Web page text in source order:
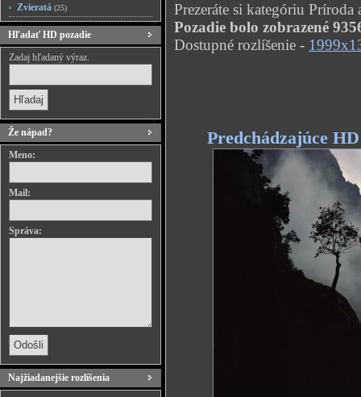
Zvieratá (25)
Hľadať HD pozadie
Zadaj hľadaný výraz.
Že nápad?
Meno:
Mail:
Správa:
Najžiadanejšie rozlíšenia
Prezeráte si kategóriu
Pozadie bolo zobrazené
Dostupné rozlíšenie -
Predchádzajúce